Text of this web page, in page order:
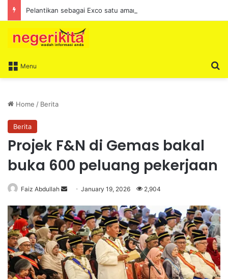
Menu
Home / Berita
Berita
Projek F&N di Gemas bakal
buka 600 peluang pekerjaan
Faiz Abdullah
n
d
a
n
e
m
January 19, 2026 2,904